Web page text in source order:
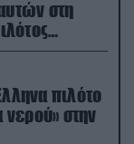
στη
πιλότο
στην